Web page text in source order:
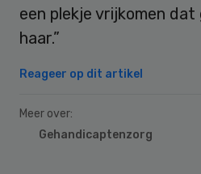
een plekje vrijkomen
haar.”
Reageer op dit artikel
Meer over:
Gehandicaptenzorg